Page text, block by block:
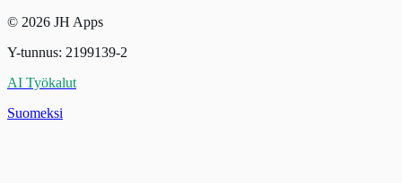
© 2026 JH Apps
Y-tunnus: 2199139-2
AI Työkalut
Suomeksi